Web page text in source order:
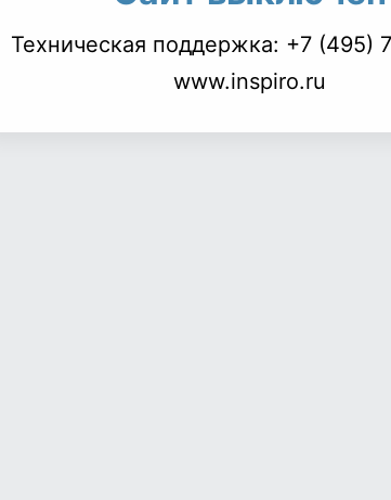
Техническая поддержка: +7 (495)
www.inspiro.ru